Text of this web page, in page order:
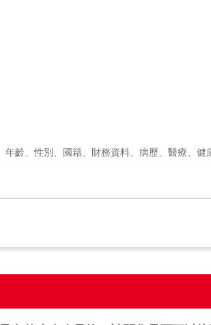
齡、性別、國籍、財務資料、病歷、醫療、健